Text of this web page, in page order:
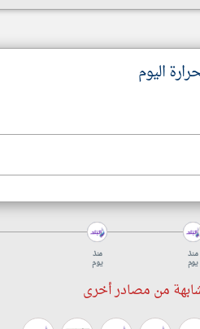
اليوم
منذ
يوم
منذ
يوم